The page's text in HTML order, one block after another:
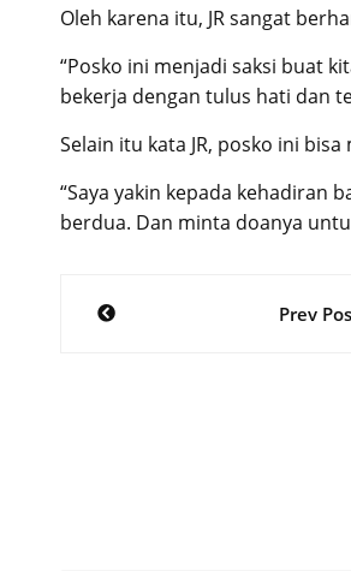
Oleh karena itu, JR sangat
“Posko ini menjadi saksi buat
bekerja dengan tulus hati dan
Selain itu kata JR, posko ini
“Saya yakin kepada kehadiran
berdua. Dan minta doanya
Post
Prev